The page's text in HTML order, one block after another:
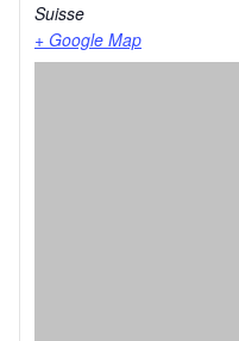
Suisse
+ Google Map